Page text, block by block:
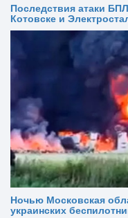
Последствия атаки
Котовске и
Ночью Московская
украинских